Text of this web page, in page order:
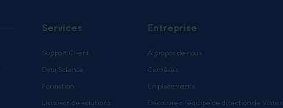
Services
Support Client
Data Science
Formation
Livraison de solutions
Entreprise
À propos de nous
Carrières
Emplacements
Découvrez l’équipe de direction de Vistex